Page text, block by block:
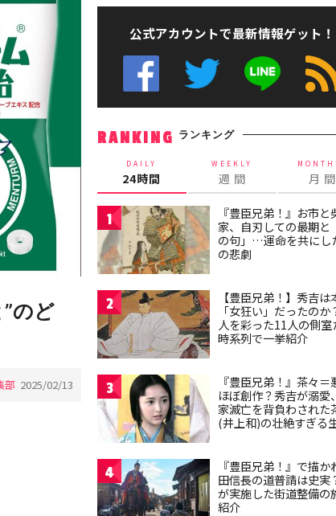
のど
部 2025/02/13
公式アカウントで最新情報ゲット！
RANKING ランキング
DAILY
24時間
WEEKLY
週 間 月 間
1
『豊臣兄弟！』お市と
家、自刃しての最期と
の句」…運命を共にし
の悲劇
2
【豊臣兄弟！】秀吉は
「女狂い」だったのか
人を彩った11人の側室
時系列で一挙紹介
3
『豊臣兄弟！』茶々＝
ほぼ創作？秀吉が溺愛
家滅亡を背負わされた
(井上和)の壮絶すぎる
4
『豊臣兄弟！』で描か
田信長の道普請は史実
が実施した街道整備の
紹介